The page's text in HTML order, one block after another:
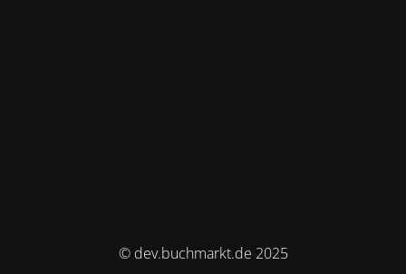
© dev.buchmarkt.de 2025